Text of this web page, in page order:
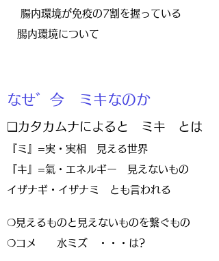
腸内環境が免疫の7割を握っている
​腸内環境について
​なせ゛今 ミキなのか
❑カタカムナによると ミキ とは
『ミ』=実・実相 見える世界
『キ』=氣・エネルギー 見えないもの
イザナギ・イザナミ とも言われる
❍見えるものと見えないものを繋ぐもの
❍コメ 水ミズ ・・・は?